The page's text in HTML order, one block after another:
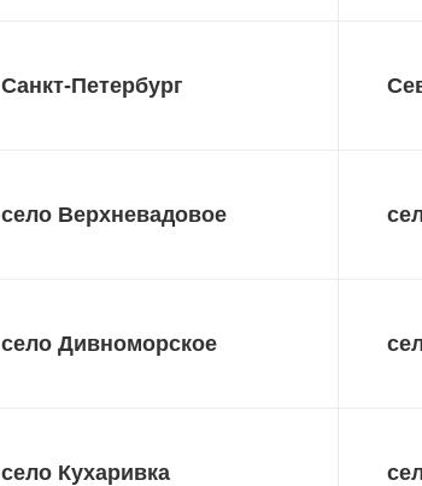
Санкт-Петербург
село Верхневадовое
село Дивноморское
село Кухаривка